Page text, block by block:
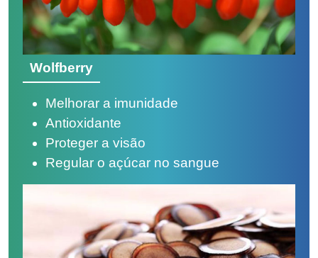
Wolfberry
Melhorar a imunidade
Antioxidante
Proteger a visão
Regular o açúcar no sangue